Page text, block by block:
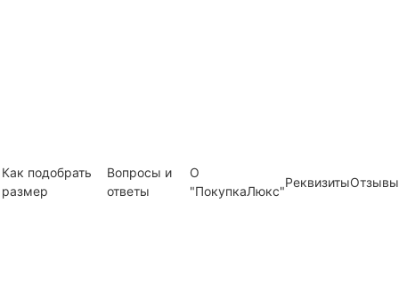
Как подобрать
размер
Вопросы и
ответы
О
"ПокупкаЛюкс"
РеквизитыОтзывы